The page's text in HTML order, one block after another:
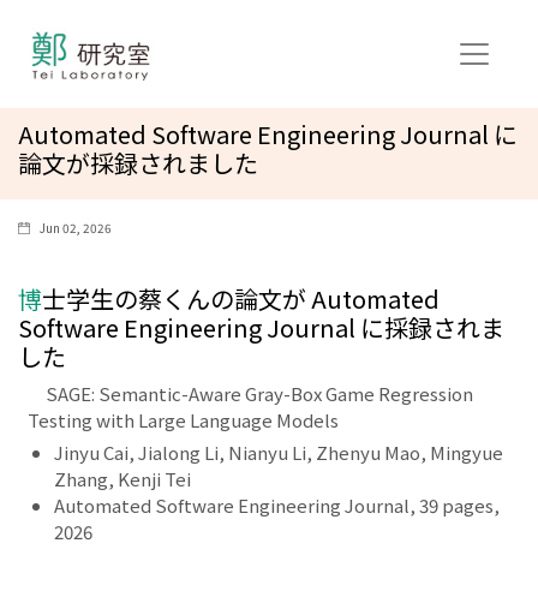
Automated Software Engineering Journal に
論文が採録されました
Jun 02, 2026
博士学生の蔡くんの論文が Automated
Software Engineering Journal に採録されま
した
SAGE: Semantic-Aware Gray-Box Game Regression
Testing with Large Language Models
Jinyu Cai, Jialong Li, Nianyu Li, Zhenyu Mao, Mingyue
Zhang, Kenji Tei
Automated Software Engineering Journal, 39 pages,
2026